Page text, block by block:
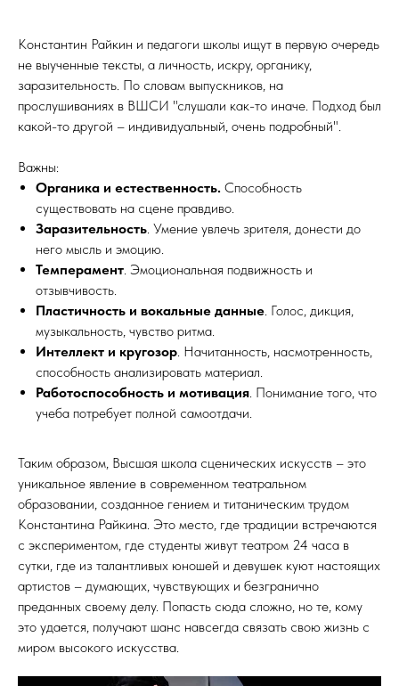
Константин Райкин и педагоги школы ищут в первую очередь
не выученные тексты, а личность, искру, органику,
заразительность. По словам выпускников, на
прослушиваниях в ВШСИ "слушали как-то иначе. Подход был
какой-то другой – индивидуальный, очень подробный".
Важны:
Органика и естественность. Способность
существовать на сцене правдиво.
Заразительность. Умение увлечь зрителя, донести до
него мысль и эмоцию.
Темперамент. Эмоциональная подвижность и
отзывчивость.
Пластичность и вокальные данные. Голос, дикция,
музыкальность, чувство ритма.
Интеллект и кругозор. Начитанность, насмотренность,
способность анализировать материал.
Работоспособность и мотивация. Понимание того, что
учеба потребует полной самоотдачи.
Таким образом, Высшая школа сценических искусств – это
уникальное явление в современном театральном
образовании, созданное гением и титаническим трудом
Константина Райкина. Это место, где традиции встречаются
с экспериментом, где студенты живут театром 24 часа в
сутки, где из талантливых юношей и девушек куют настоящих
артистов – думающих, чувствующих и безгранично
преданных своему делу. Попасть сюда сложно, но те, кому
это удается, получают шанс навсегда связать свою жизнь с
миром высокого искусства.